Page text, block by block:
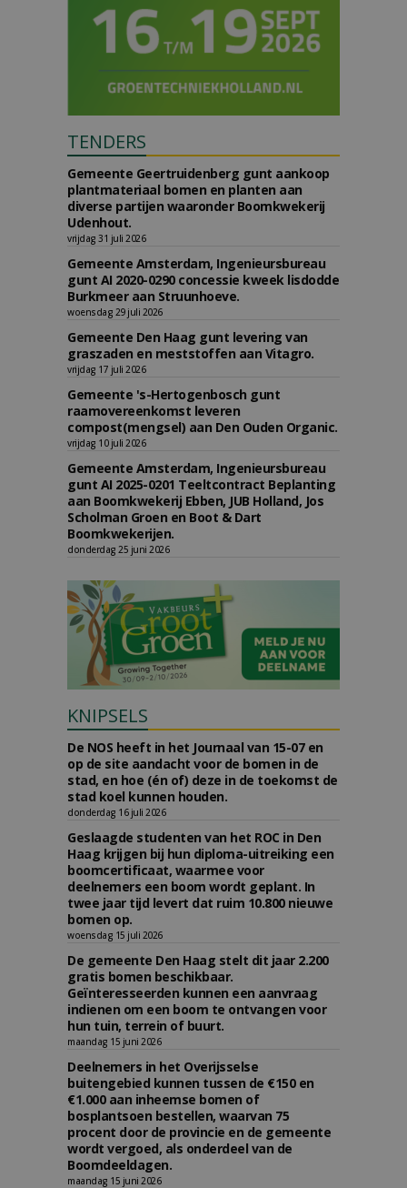
TENDERS
Gemeente Geertruidenberg gunt aankoop
plantmateriaal bomen en planten aan
diverse partijen waaronder Boomkwekerij
Udenhout.
vrijdag 31 juli 2026
Gemeente Amsterdam, Ingenieursbureau
gunt AI 2020-0290 concessie kweek lisdodde
Burkmeer aan Struunhoeve.
woensdag 29 juli 2026
Gemeente Den Haag gunt levering van
graszaden en meststoffen aan Vitagro.
vrijdag 17 juli 2026
Gemeente 's-Hertogenbosch gunt
raamovereenkomst leveren
compost(mengsel) aan Den Ouden Organic.
vrijdag 10 juli 2026
Gemeente Amsterdam, Ingenieursbureau
gunt AI 2025-0201 Teeltcontract Beplanting
aan Boomkwekerij Ebben, JUB Holland, Jos
Scholman Groen en Boot & Dart
Boomkwekerijen.
donderdag 25 juni 2026
KNIPSELS
De NOS heeft in het Journaal van 15-07 en
op de site aandacht voor de bomen in de
stad, en hoe (én of) deze in de toekomst de
stad koel kunnen houden.
donderdag 16 juli 2026
Geslaagde studenten van het ROC in Den
Haag krijgen bij hun diploma-uitreiking een
boomcertificaat, waarmee voor
deelnemers een boom wordt geplant. In
twee jaar tijd levert dat ruim 10.800 nieuwe
bomen op.
woensdag 15 juli 2026
De gemeente Den Haag stelt dit jaar 2.200
gratis bomen beschikbaar.
Geïnteresseerden kunnen een aanvraag
indienen om een boom te ontvangen voor
hun tuin, terrein of buurt.
maandag 15 juni 2026
Deelnemers in het Overijsselse
buitengebied kunnen tussen de €150 en
€1.000 aan inheemse bomen of
bosplantsoen bestellen, waarvan 75
procent door de provincie en de gemeente
wordt vergoed, als onderdeel van de
Boomdeeldagen.
maandag 15 juni 2026